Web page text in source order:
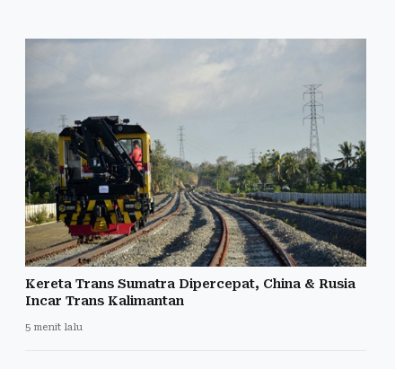
Kereta Trans Sumatra Dipercepat, China & Rusia
Incar Trans Kalimantan
5 menit lalu